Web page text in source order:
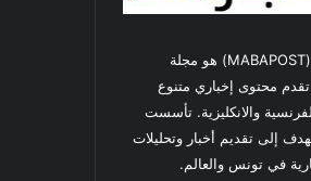
مابابوست عربي (MABAPOST) هو مجلة
تقدم محتوى إخباري متنوع
والانكليزية. تأسست
2019 وتهدف إلى تقديم أخبار وتحليلات
في تونس والعالم.